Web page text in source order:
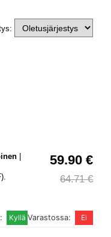
59.90 €
64.71 €
Varastossa:
: